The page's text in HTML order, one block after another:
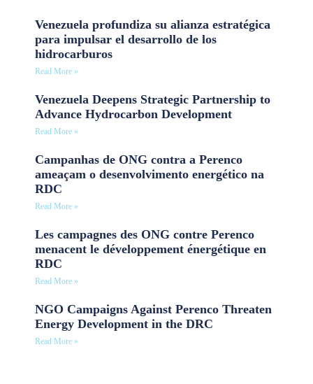
Venezuela profundiza su alianza estratégica
para impulsar el desarrollo de los
hidrocarburos
Read More »
Venezuela Deepens Strategic Partnership to
Advance Hydrocarbon Development
Read More »
Campanhas de ONG contra a Perenco
ameaçam o desenvolvimento energético na
RDC
Read More »
Les campagnes des ONG contre Perenco
menacent le développement énergétique en
RDC
Read More »
NGO Campaigns Against Perenco Threaten
Energy Development in the DRC
Read More »